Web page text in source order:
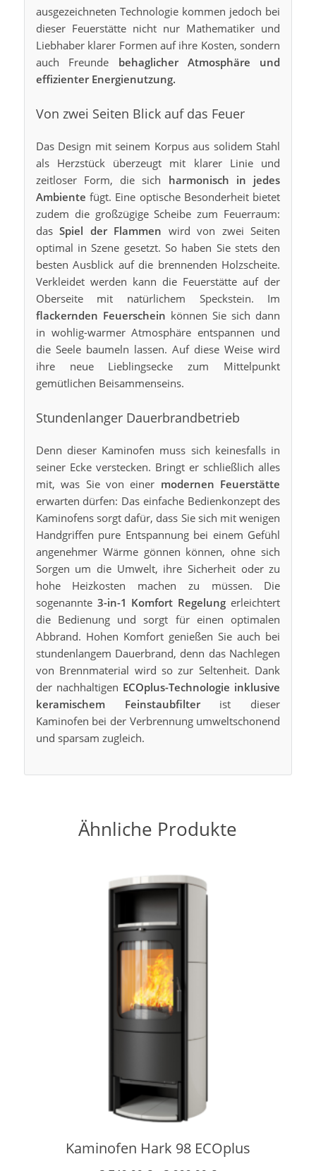
ausgezeichneten Technologie kommen jedoch bei
dieser Feuerstätte nicht nur Mathematiker und
Liebhaber klarer Formen auf ihre Kosten, sondern
auch Freunde behaglicher Atmosphäre und
effizienter Energienutzung.
Von zwei Seiten Blick auf das Feuer
Das Design mit seinem Korpus aus solidem Stahl
als Herzstück überzeugt mit klarer Linie und
zeitloser Form, die sich harmonisch in jedes
Ambiente fügt. Eine optische Besonderheit bietet
zudem die großzügige Scheibe zum Feuerraum:
dasSpiel der Flammen wird von zwei Seiten
optimal in Szene gesetzt. So haben Sie stets den
besten Ausblick auf die brennenden Holzscheite.
Verkleidet werden kann die Feuerstätte auf der
Oberseite mit natürlichem Speckstein. Im
flackernden Feuerschein können Sie sich dann
in wohlig-warmer Atmosphäre entspannen und
die Seele baumeln lassen. Auf diese Weise wird
ihre neue Lieblingsecke zum Mittelpunkt
gemütlichen Beisammenseins.
Stundenlanger Dauerbrandbetrieb
Denn dieser Kaminofen muss sich keinesfalls in
seiner Ecke verstecken. Bringt er schließlich alles
mit, was Sie von einer modernen Feuerstätte
erwarten dürfen: Das einfache Bedienkonzept des
Kaminofens sorgt dafür, dass Sie sich mit wenigen
Handgriffen pure Entspannung bei einem Gefühl
angenehmer Wärme gönnen können, ohne sich
Sorgen um die Umwelt, ihre Sicherheit oder zu
hohe Heizkosten machen zu müssen. Die
sogenannte3-in-1 Komfort Regelung erleichtert
die Bedienung und sorgt für einen optimalen
Abbrand. Hohen Komfort genießen Sie auch bei
stundenlangem Dauerbrand, denn das Nachlegen
von Brennmaterial wird so zur Seltenheit. Dank
der nachhaltigen ECOplus-Technologie inklusive
keramischem Feinstaubfilterist dieser
Kaminofen bei der Verbrennung umweltschonend
und sparsam zugleich.
Ähnliche Produkte
Kaminofen Hark 98 ECOplus